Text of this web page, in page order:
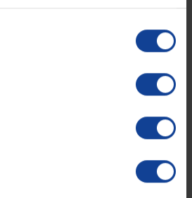
80kg/m3
Nylon
ou produit désinfectant –
qu’une fois la mousse parfaitement